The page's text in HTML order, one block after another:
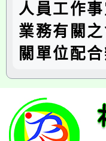
人員工作
業務有關
關單位配